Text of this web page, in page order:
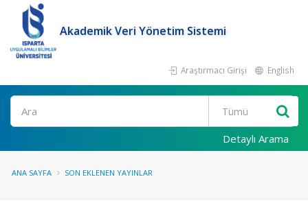
Akademik Veri Yönetim Sistemi
Araştırmacı Girişi English
Ara
Detaylı Arama
ANA SAYFA SON EKLENEN YAYINLAR